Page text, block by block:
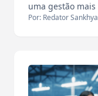
uma gestão
Por: Redator Sankhya